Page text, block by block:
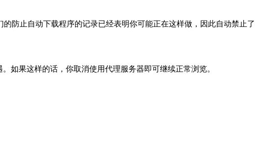
防止自动下载程序的记录已经表明你可能正在这样做，因此自动禁止了
如果这样的话，你取消使用代理服务器即可继续正常浏览。